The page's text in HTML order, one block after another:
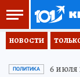
НОВОСТИ
ПОЛИТИКА 6 июля